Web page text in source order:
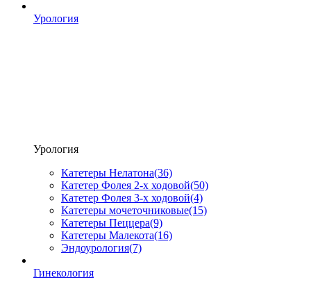
Урология
Урология
Катетеры Нелатона(36)
Катетер Фолея 2-х ходовой(50)
Катетер Фолея 3-х ходовой(4)
Катетеры мочеточниковые(15)
Катетеры Пеццера(9)
Катетеры Малекота(16)
Эндоурология(7)
Гинекология